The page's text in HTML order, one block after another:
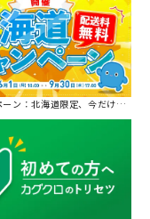
：北海道限定、今だけ送料無料！